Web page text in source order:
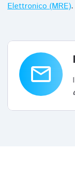
Elettronico (MRE).
email